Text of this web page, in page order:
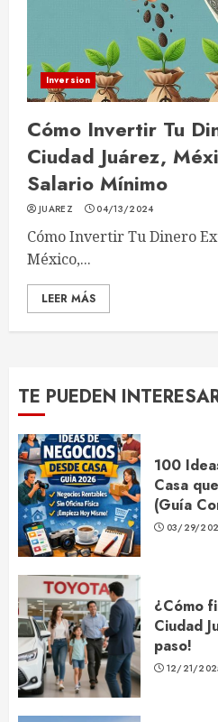
Inversion
Cómo Invertir Tu
Ciudad Juárez,
Salario Mínimo
JUAREZ 04/13/2024
Cómo Invertir Tu Dinero
México,...
LEER MÁS
TE PUEDEN
100
Casa
(Guía
03/29/
¿Cómo
Ciudad
paso!
12/21/